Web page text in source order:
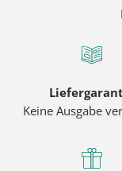
Keine Ausgabe